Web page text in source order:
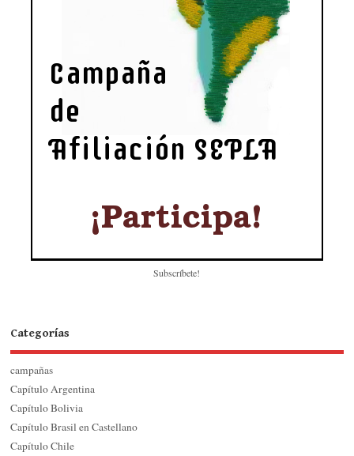
Subscríbete!
Categorías
campañas
Capítulo Argentina
Capítulo Bolivia
Capítulo Brasil en Castellano
Capítulo Chile